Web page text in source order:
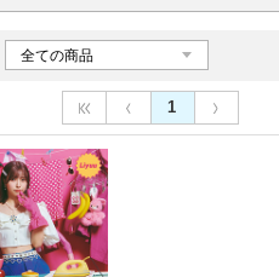
1